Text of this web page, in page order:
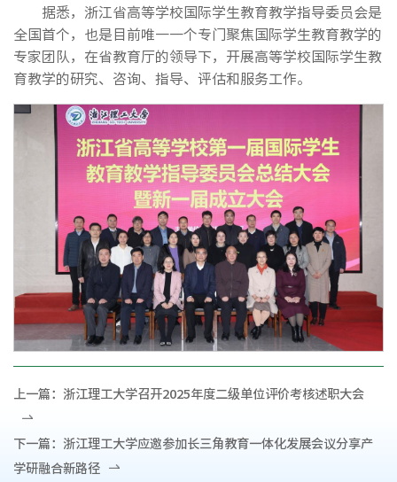
据悉，浙江省高等学校国际学生教育教学指导委员会是
全国首个，也是目前唯一一个专门聚焦国际学生教育教学的
专家团队，在省教育厅的领导下，开展高等学校国际学生教
育教学的研究、咨询、指导、评估和服务工作。
上一篇： 浙江理工大学召开2025年度二级单位评价考核述职大会
下一篇： 浙江理工大学应邀参加长三角教育一体化发展会议分享产
学研融合新路径